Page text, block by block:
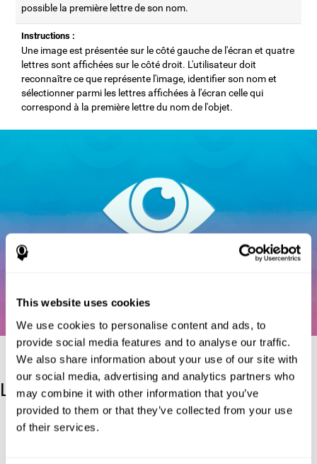
This website uses cookies
We use cookies to personalise content and ads, to
provide social media features and to analyse our traffic.
We also share information about your use of our site with
our social media, advertising and analytics partners who
may combine it with other information that you’ve
provided to them or that they’ve collected from your use
of their services.
possible la première lettre de son nom.
Instructions :
Une image est présentée sur le côté gauche de l'écran et quatre
lettres sont affichées sur le côté droit. L'utilisateur doit
reconnaître ce que représente l'image, identifier son nom et
sélectionner parmi les lettres affichées à l'écran celle qui
correspond à la première lettre du nom de l'objet.
Les références
Kaplan, E., Goodglass, H., Weintraub, S. (1983). Boston Naming
Test. Philadelphia: Lea & Febiger.